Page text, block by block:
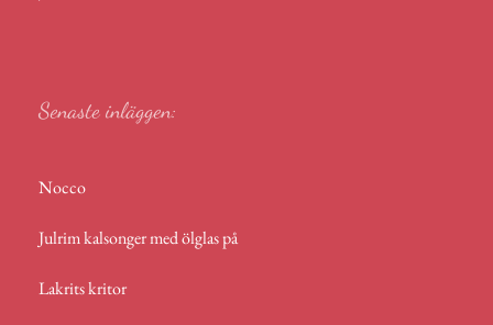
Senaste inläggen:
Nocco
Julrim kalsonger med ölglas på
Lakrits kritor